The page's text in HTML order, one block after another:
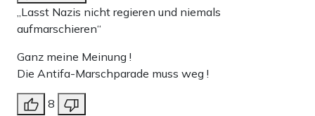
„Lasst Nazis nicht regieren und niemals
aufmarschieren“
Ganz meine Meinung !
Die Antifa-Marschparade muss weg !
8